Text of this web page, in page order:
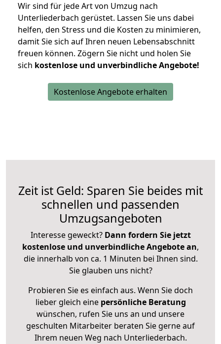
Wir sind für jede Art von Umzug nach
Unterliederbach gerüstet. Lassen Sie uns dabei
helfen, den Stress und die Kosten zu minimieren,
damit Sie sich auf Ihren neuen Lebensabschnitt
freuen können. Zögern Sie nicht und holen Sie
sich kostenlose und unverbindliche Angebote!
Kostenlose Angebote erhalten
Zeit ist Geld: Sparen Sie beides mit
schnellen und passenden
Umzugsangeboten
Interesse geweckt? Dann fordern Sie jetzt
kostenlose und unverbindliche Angebote an,
die innerhalb von ca. 1 Minuten bei Ihnen sind.
Sie glauben uns nicht?
Probieren Sie es einfach aus. Wenn Sie doch
lieber gleich eine persönliche Beratung
wünschen, rufen Sie uns an und unsere
geschulten Mitarbeiter beraten Sie gerne auf
Ihrem neuen Weg nach Unterliederbach.